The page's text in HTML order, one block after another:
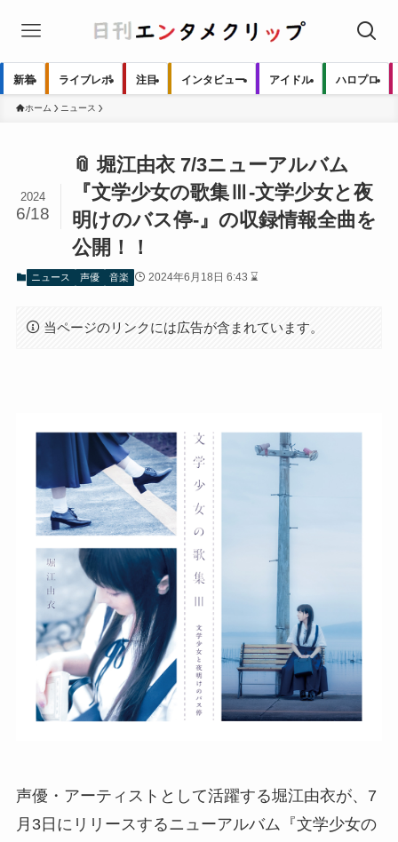
新着 ライブレポ 注目 インタビュー アイドル ハロプロ
ホーム ニュース
📎 堀江由衣 7/3ニューアルバム
『文学少女の歌集Ⅲ-文学少女と夜
明けのバス停-』の収録情報全曲を
公開！！
2024
6/18
ニュース 声優 音楽 2024年6月18日 6:43 ⌛
当ページのリンクには広告が含まれています。
声優・アーティストとして活躍する堀江由衣が、7
月3日にリリースするニューアルバム『文学少女の